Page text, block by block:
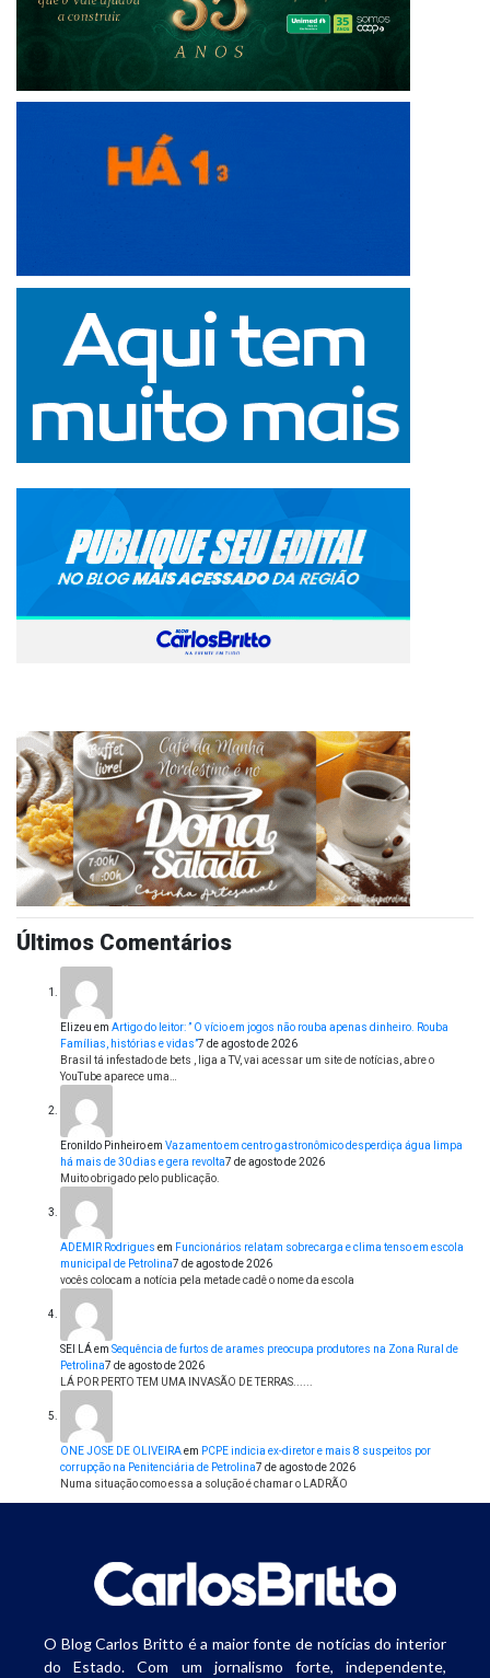
Últimos Comentários
Elizeu em Artigo do leitor: ” O vício em jogos não rouba apenas dinheiro. Rouba
Famílias, histórias e vidas”7 de agosto de 2026
Brasil tá infestado de bets , liga a TV, vai acessar um site de notícias, abre o
YouTube aparece uma…
Eronildo Pinheiroem Vazamento em centro gastronômico desperdiça água limpa
há mais de 30 dias e gera revolta7 de agosto de 2026
Muito obrigado pelo publicação.
ADEMIR Rodrigues em Funcionários relatam sobrecarga e clima tenso em escola
municipal de Petrolina7 de agosto de 2026
vocês colocam a notícia pela metade cadê o nome da escola
SEI LÁem Sequência de furtos de arames preocupa produtores na Zona Rural de
Petrolina7 de agosto de 2026
LÁ POR PERTO TEM UMA INVASÃO DE TERRAS......
ONE JOSE DE OLIVEIRAem PCPE indicia ex-diretor e mais 8 suspeitos por
corrupção na Penitenciária de Petrolina7 de agosto de 2026
Numa situação como essa a solução é chamar o LADRÃO
O Blog Carlos Britto é a maior fonte de notícias do interior
do Estado. Com um jornalismo forte, independente,